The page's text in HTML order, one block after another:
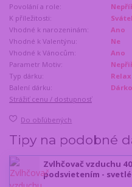
Povolání a role:
K příležitosti:
Vhodné k narozeninám:
Ano
Vhodné k Valentýnu:
Ne
Vhodné k Vánocům:
Ano
Parametr Motiv:
Typ dárku:
Balení dárku:
Strážiť cenu / dostupnosť
Do obľúbených
Tipy na podobné
Zvlhčovač vzduchu
podsvietením -